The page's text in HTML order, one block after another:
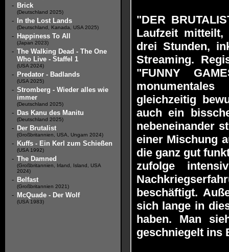
- Brick
(Deutschland 2025)
- In the Lost Lands
(Deutschland, Kanada, USA 2025)
- Happiness To All
(Japan 2023)
- The Walking Dead - The One
Who Live - Staffel 1
(USA 2024)
- Predator - Badlands
(USA 2025)
- Stromberg - Wieder alles wie
immer
(Deutschland 2025)
- Das Kanu des Manitu
(Deutschland 2025)
- Der Brutalist
(Großbritannien, USA, Ungarn 2024)
- Kuffs - Ein Kerl zum Schießen
(USA 1992)
- The Damned
(Großbritannien, Irland, Island, USA
2024)
- Belfast
(Großbritannien 2021)
- McQuade - Der Wolf
(USA 1983)
"DER
Laufzeit
drei Stunden,
Streaming.
"FUNNY
gleichzeitig
auch ein
nebeneinander
einer Mischung
die ganz gut
zufolge
beschäftigt.
sich lange in
haben. Man
geschniegelt ins